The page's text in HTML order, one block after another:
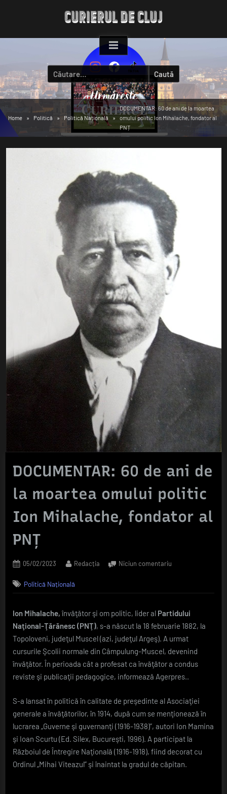
Caută
după:
Home Politică Politică Națională
DOCUMENTAR: 60 de ani de la moartea
omului politic Ion Mihalache, fondator al
PNȚ
DOCUMENTAR: 60 de ani de
la moartea omului politic
Ion Mihalache, fondator al
PNȚ
Posted
05/02/2023 By
Redacția Niciun comentariu
de
de
la
moartea
omului
Ion
Mihalache,
al
PNȚ
Politică Națională
Ion Mihalache, învăţător şi om politic, lider al Partidului
Naţional-Ţărănesc (PNŢ), s-a născut la 18 februarie 1882, la
Topoloveni, judeţul Muscel (azi, judeţul Argeş). A urmat
cursurile Şcolii normale din Câmpulung-Muscel, devenind
învăţător. În perioada cât a profesat ca învăţător a condus
reviste şi publicaţii pedagogice, informează Agerpres..
S-a lansat în politică în calitate de preşedinte al Asociaţiei
generale a învăţătorilor, în 1914, după cum se menţionează în
lucrarea „Guverne şi guvernanţi (1916-1938)”, autori Ion Mamina
şi Ioan Scurtu (Ed. Silex, Bucureşti, 1996). A participat la
Războiul de Întregire Naţională (1916-1918), fiind decorat cu
Ordinul „Mihai Viteazul” şi înaintat la gradul de căpitan.